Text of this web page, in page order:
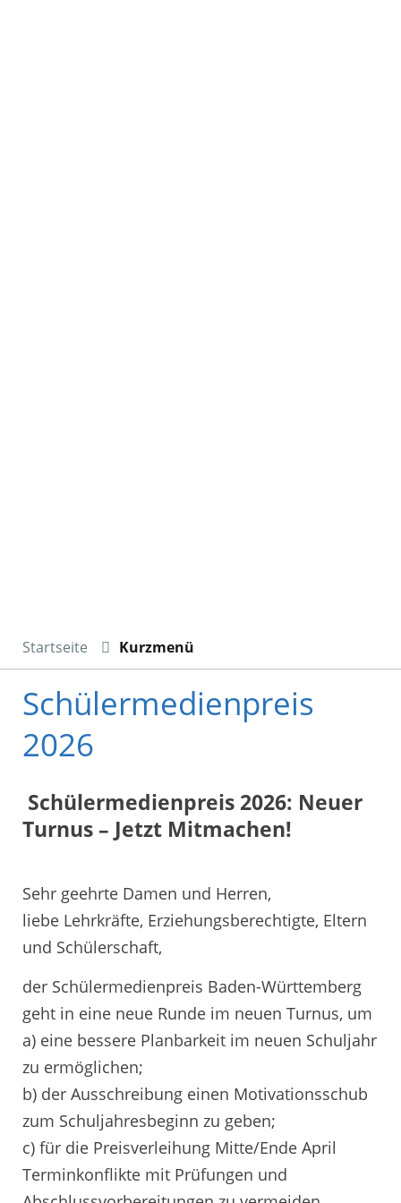
Startseite Kurzmenü
Schülermedienpreis
2026
Schülermedienpreis 2026: Neuer
Turnus – Jetzt Mitmachen!
Sehr geehrte Damen und Herren,
liebe Lehrkräfte, Erziehungsberechtigte, Eltern
und Schülerschaft,
der Schülermedienpreis Baden-Württemberg
geht in eine neue Runde im neuen Turnus, um
a) eine bessere Planbarkeit im neuen Schuljahr
zu ermöglichen;
b) der Ausschreibung einen Motivationsschub
zum Schuljahresbeginn zu geben;
c) für die Preisverleihung Mitte/Ende April
Terminkonflikte mit Prüfungen und